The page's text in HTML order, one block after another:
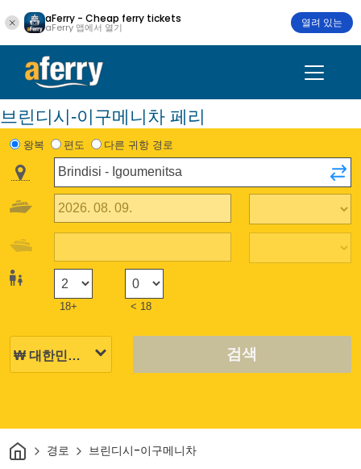
aFerry - Cheap ferry tickets
aFerry 앱에서 열기 열려 있는
브린디시-이구메니차 페리
왕복 편도 다른 귀항 경로
18+ < 18
검색
집 경로 브린디시-이구메니차